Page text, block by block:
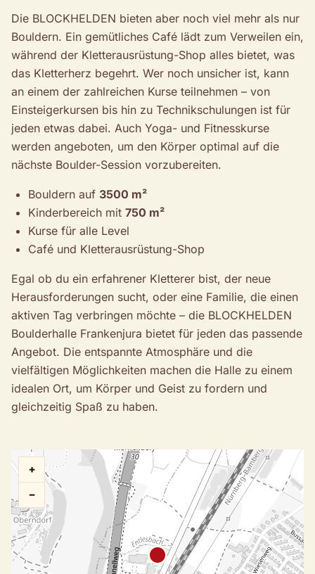
Die BLOCKHELDEN bieten aber noch viel mehr als nur
Bouldern. Ein gemütliches Café lädt zum Verweilen ein,
während der Kletterausrüstung-Shop alles bietet, was
das Kletterherz begehrt. Wer noch unsicher ist, kann
an einem der zahlreichen Kurse teilnehmen – von
Einsteigerkursen bis hin zu Technikschulungen ist für
jeden etwas dabei. Auch Yoga- und Fitnesskurse
werden angeboten, um den Körper optimal auf die
nächste Boulder-Session vorzubereiten.
Bouldern auf 3500 m²
Kinderbereich mit 750 m²
Kurse für alle Level
Café und Kletterausrüstung-Shop
Egal ob du ein erfahrener Kletterer bist, der neue
Herausforderungen sucht, oder eine Familie, die einen
aktiven Tag verbringen möchte – die BLOCKHELDEN
Boulderhalle Frankenjura bietet für jeden das passende
Angebot. Die entspannte Atmosphäre und die
vielfältigen Möglichkeiten machen die Halle zu einem
idealen Ort, um Körper und Geist zu fordern und
gleichzeitig Spaß zu haben.
+
−